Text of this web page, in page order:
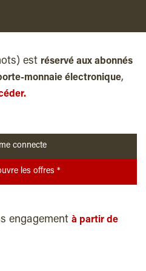
est réservé aux abonnés
monnaie électronique,
connecte
Je découvre les offres *
engagement à partir de